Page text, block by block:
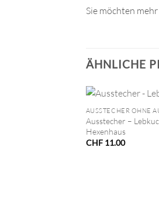
Sie möchten
ÄHNLICHE
AUSSTECHER OHNE
Ausstecher –
Hexenhaus
CHF11.00